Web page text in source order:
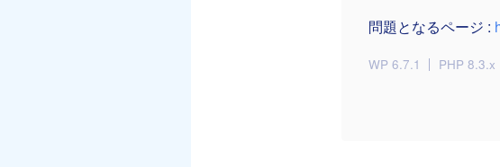
問題となるページ :
WP 6.7.1 PHP 8.3.x